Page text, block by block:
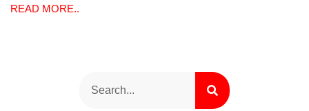
READ MORE..